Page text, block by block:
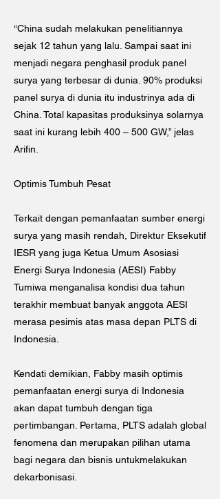
“China sudah melakukan penelitiannya
sejak 12 tahun yang lalu. Sampai saat ini
menjadi negara penghasil produk panel
surya yang terbesar di dunia. 90% produksi
panel surya di dunia itu industrinya ada di
China. Total kapasitas produksinya solarnya
saat ini kurang lebih 400 – 500 GW,” jelas
Arifin.
Optimis Tumbuh Pesat
Terkait dengan pemanfaatan sumber energi
surya yang masih rendah, Direktur Eksekutif
IESR yang juga Ketua Umum Asosiasi
Energi Surya Indonesia (AESI) Fabby
Tumiwa menganalisa kondisi dua tahun
terakhir membuat banyak anggota AESI
merasa pesimis atas masa depan PLTS di
Indonesia.
Kendati demikian, Fabby masih optimis
pemanfaatan energi surya di Indonesia
akan dapat tumbuh dengan tiga
pertimbangan. Pertama, PLTS adalah global
fenomena dan merupakan pilihan utama
bagi negara dan bisnis untukmelakukan
dekarbonisasi.